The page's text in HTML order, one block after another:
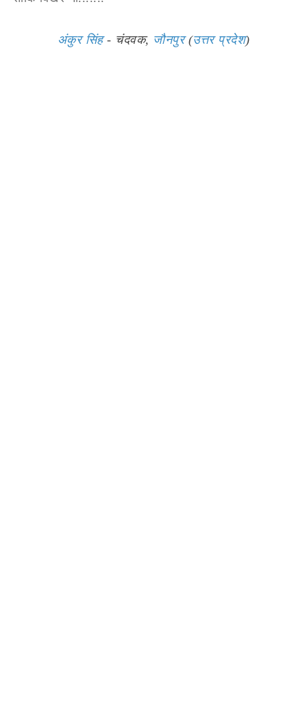
अंकुर सिंह- चंदवक, जौनपुर(उत्तर प्रदेश)